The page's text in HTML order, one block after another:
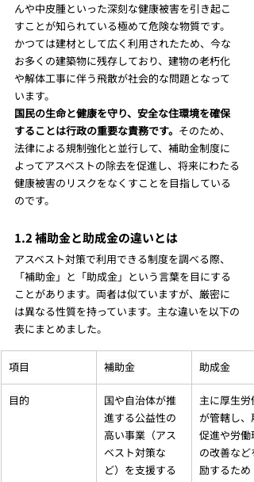
んや中皮腫といった深刻な健康被害を引き起こ
すことが知られている極めて危険な物質です。
かつては建材として広く利用されたため、今な
お多くの建築物に残存しており、建物の老朽化
や解体工事に伴う飛散が社会的な問題となって
います。
国民の生命と健康を守り、安全な住環境を確保
することは行政の重要な責務です。 そのため、
法律による規制強化と並行して、補助金制度に
よってアスベストの除去を促進し、将来にわたる
健康被害のリスクをなくすことを目指している
のです。
1.2 補助金と助成金の違いとは
アスベスト対策で利用できる制度を調べる際、
「補助金」と「助成金」という言葉を目にする
ことがあります。両者は似ていますが、厳密に
は異なる性質を持っています。主な違いを以下の
表にまとめました。
項目 補助金 助成金
目的
国や自治体が推
進する公益性の
高い事業（アス
ベスト対策な
ど）を支援する
主に厚生労
が管轄し、
促進や労働
の改善など
励するため